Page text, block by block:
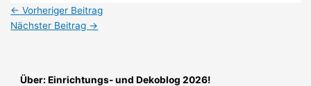
← Vorheriger Beitrag
Nächster Beitrag →
Über: Einrichtungs- und Dekoblog 2026!